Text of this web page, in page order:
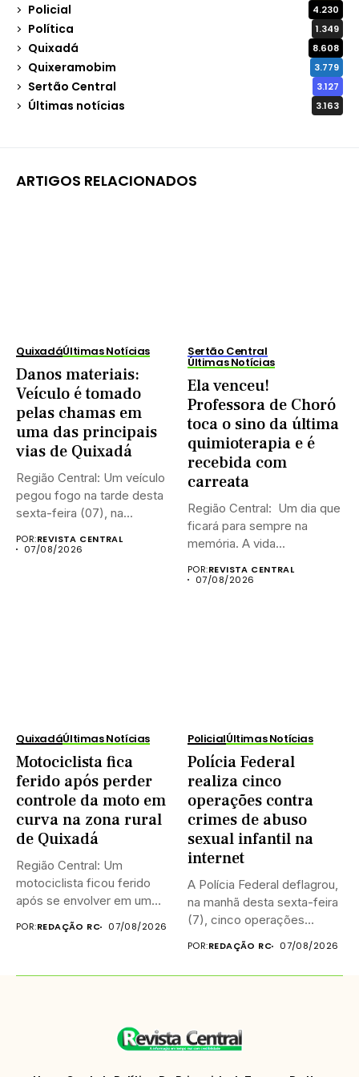
Policial 4.230
Política 1.349
Quixadá 8.608
Quixeramobim 3.779
Sertão Central 3.127
Últimas notícias 3.163
ARTIGOS RELACIONADOS
QuixadáÚltimas Notícias
Danos materiais:
Veículo é tomado
pelas chamas em
uma das principais
vias de Quixadá
Região Central: Um veículo
pegou fogo na tarde desta
sexta-feira (07), na...
POR:REVISTA CENTRAL
07/08/2026
Sertão Central
Últimas Notícias
Ela venceu!
Professora de Choró
toca o sino da última
quimioterapia e é
recebida com
carreata
Região Central: Um dia que
ficará para sempre na
memória. A vida...
POR:REVISTA CENTRAL
07/08/2026
QuixadáÚltimas Notícias
Motociclista fica
ferido após perder
controle da moto em
curva na zona rural
de Quixadá
Região Central: Um
motociclista ficou ferido
após se envolver em um
acidente...
POR:REDAÇÃO RC 07/08/2026
PolicialÚltimas Notícias
Polícia Federal
realiza cinco
operações contra
crimes de abuso
sexual infantil na
internet
A Polícia Federal deflagrou,
na manhã desta sexta-feira
(7), cinco operações
simultâneas...
POR:REDAÇÃO RC 07/08/2026